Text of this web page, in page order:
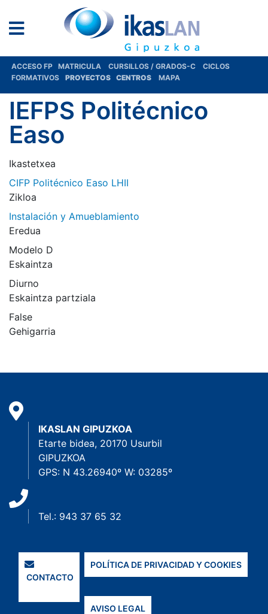
ACCESO FP MATRICULA CURSILLOS / GRADOS-C
CICLOS
FORMATIVOS
PROYECTOS CENTROS MAPA
IEFPS Politécnico
Easo
Ikastetxea
CIFP Politécnico Easo LHII
Zikloa
Instalación y Amueblamiento
Eredua
Modelo D
Eskaintza
Diurno
Eskaintza partziala
False
Gehigarria
IKASLAN GIPUZKOA
Etarte bidea, 20170 Usurbil
GIPUZKOA
GPS: N 43.26940º W: 03285º
Tel.: 943 37 65 32
CONTACTO
POLÍTICA DE PRIVACIDAD Y COOKIES
AVISO LEGAL